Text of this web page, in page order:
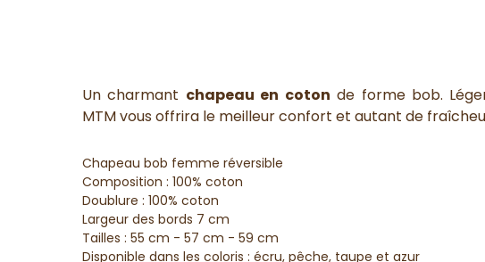
Un charmant chapeau en coton de forme bob.
MTM vous offrira le meilleur confort et autant de
Chapeau bob femme réversible
Composition : 100% coton
Doublure : 100% coton
Largeur des bords 7 cm
Tailles : 55 cm - 57 cm - 59 cm
Disponible dans les coloris : écru, pêche, taupe et azur